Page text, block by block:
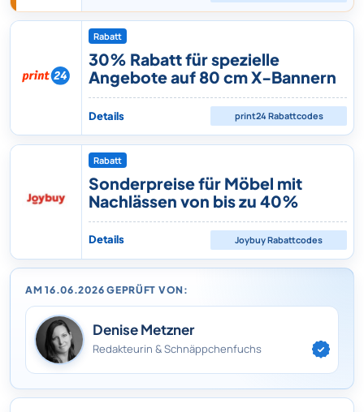
AM 16.06.2026 GEPRÜFT VON:
Denise Metzner
Redakteurin & Schnäppchenfuchs
Rabatt
30% Rabatt für spezielle
Angebote auf 80 cm X-Bannern
Details print24 Rabattcodes
Rabatt
Sonderpreise für Möbel mit
Nachlässen von bis zu 40%
Details JoybuyRabattcodes